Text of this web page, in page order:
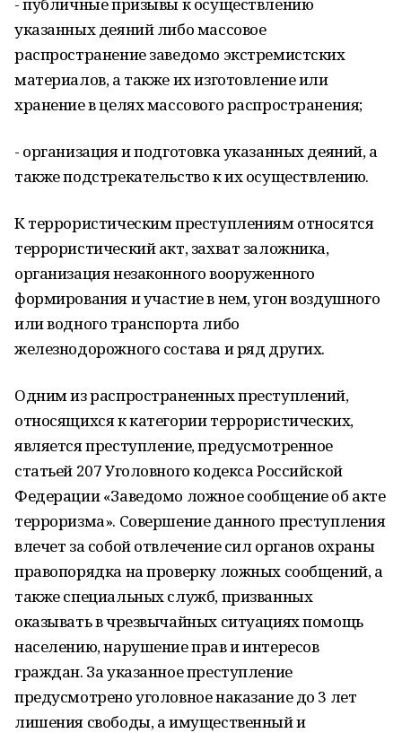
указанных деяний либо массовое
распространение заведомо экстремистских
материалов, а также их изготовление или
хранение в целях массового распространения;
- организация и подготовка указанных деяний, а
также подстрекательство к их осуществлению.
К террористическим преступлениям относятся
террористический акт, захват заложника,
организация незаконного вооруженного
формирования и участие в нем, угон воздушного
или водного транспорта либо
железнодорожного состава и ряд других.
Одним из распространенных преступлений,
относящихся к категории террористических,
является преступление, предусмотренное
статьей 207 Уголовного кодекса Российской
Федерации «Заведомо ложное сообщение об акте
терроризма». Совершение данного преступления
влечет за собой отвлечение сил органов охраны
правопорядка на проверку ложных сообщений, а
также специальных служб, призванных
оказывать в чрезвычайных ситуациях помощь
населению, нарушение прав и интересов
граждан. За указанное преступление
предусмотрено уголовное наказание до 3 лет
лишения свободы, а имущественный и